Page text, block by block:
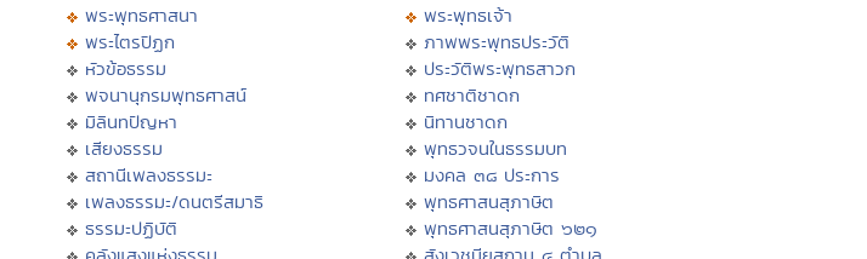
พระพุทธศาสนา
พระไตรปิฏก
หัวข้อธรรม
พจนานุกรมพุทธศาสน์
มิลินทปัญหา
เสียงธรรม
สถานีเพลงธรรมะ
เพลงธรรมะ/ดนตรีสมาธิ
ธรรมะปฏิบัติ
พระพุทธเจ้า
ภาพพระพุทธประวัติ
ประวัติพระพุทธสาวก
ทศชาติชาดก
นิทานชาดก
พุทธวจนในธรรมบท
มงคล ๓๘ ประการ
พุทธศาสนสุภาษิต
พุทธศาสนสุภาษิต ๖๒๑